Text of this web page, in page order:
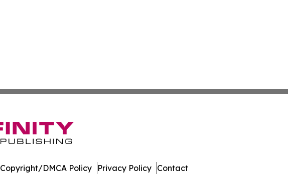
Copyright/DMCA Policy Privacy Policy Contact